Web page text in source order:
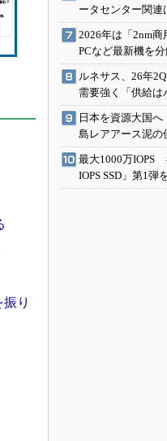
り
ータセンター関連
2026年は「2nm商
PCなど最新機を
ルネサス、26年
需要強く「供給は
日本を資源大国
島レアアース泥の
最大1000万IOPS
IOPS SSD」第1弾